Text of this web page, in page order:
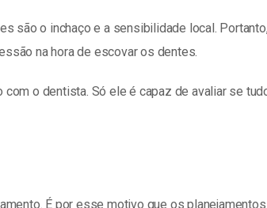
são o inchaço e a sensibilidade local.
na hora de escovar os dentes.
o dentista. Só ele é capaz de avaliar se
É por esse motivo que os